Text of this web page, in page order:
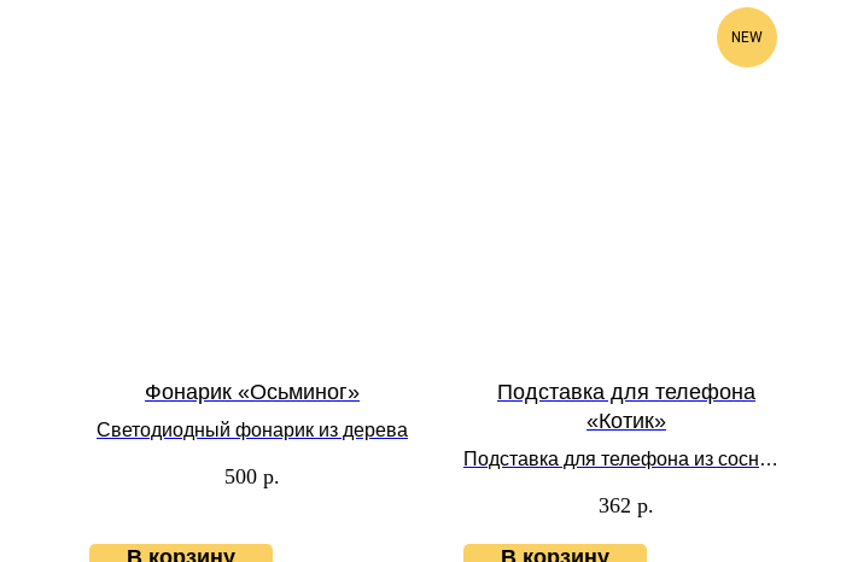
Фонарик «Осьминог»
Светодиодный фонарик из дерева
500 р.
В корзину
NEW
Подставка для телефона
«Котик»
Подставка для телефона из сосны/
362 р.
В корзину